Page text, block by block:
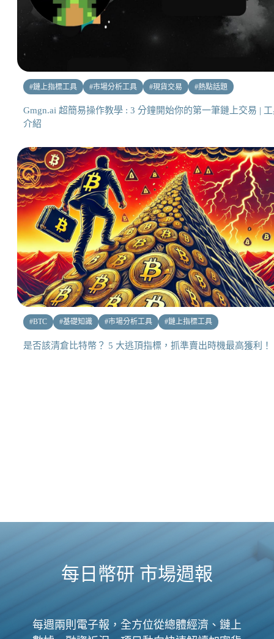
#鏈上指標工具 #市場分析工具 #現貨交易 #熱點話題
Gmgn.ai 超簡易操作教學 : 3 分鐘開始你的第一筆鏈上交易 |
介紹
#BTC #基礎知識 #市場分析工具 #鏈上指標工具
是否該清倉比特幣？ 5 大逃頂指標，抓準賣出時機最高獲利！
每日幣研 市場週報
每週兩則電子報，全方位從總體經濟、鏈上